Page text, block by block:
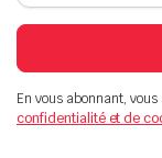
En vous abonnant,
confidentialité et de